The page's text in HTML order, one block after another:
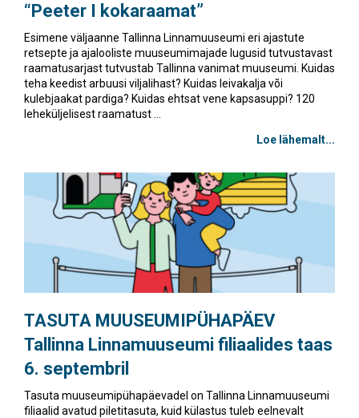
“Peeter I kokaraamat”
Esimene väljaanne Tallinna Linnamuuseumi eri ajastute
retsepte ja ajalooliste muuseumimajade lugusid tutvustavast
raamatusarjast tutvustab Tallinna vanimat muuseumi. Kuidas
teha keedist arbuusi viljalihast? Kuidas leivakalja või
kulebjaakat pardiga? Kuidas ehtsat vene kapsasuppi? 120
leheküljelisest raamatust ...
Loe lähemalt...
TASUTA MUUSEUMIPÜHAPÄEV
Tallinna Linnamuuseumi filiaalides taas
6. septembril
Tasuta muuseumipühapäevadel on Tallinna Linnamuuseumi
filiaalid avatud piletitasuta, kuid külastus tuleb eelnevalt